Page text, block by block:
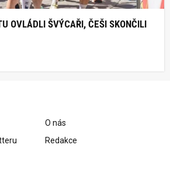
OVLÁDLI ŠVÝCAŘI, ČEŠI SKONČILI
O nás
Redakce